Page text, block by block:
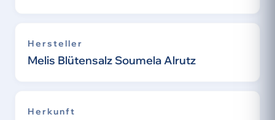
Hersteller
Melis Blütensalz Soumela Alrutz
Herkunft